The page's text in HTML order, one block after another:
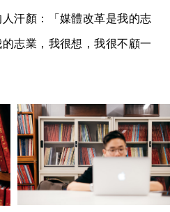
汗顏：「媒體改革是我的志
志業，我很想，我很不顧一